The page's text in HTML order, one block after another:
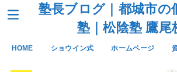
塾長ブログ｜都城市の
塾｜松陰塾 鷹尾
HOME ショウイン式 ホームページ